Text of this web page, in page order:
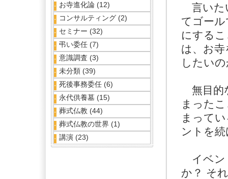
お寺進化論 (12)
コンサルティング (2)
セミナー (32)
弔い委任 (7)
意識調査 (3)
未分類 (39)
死後事務委任 (6)
永代供養墓 (15)
葬式仏教 (44)
葬式仏教の世界 (1)
講演 (23)
言いた
てゴー
にする
は、お
したい
無目的
まった
まって
ントを
イベン
か？ そ